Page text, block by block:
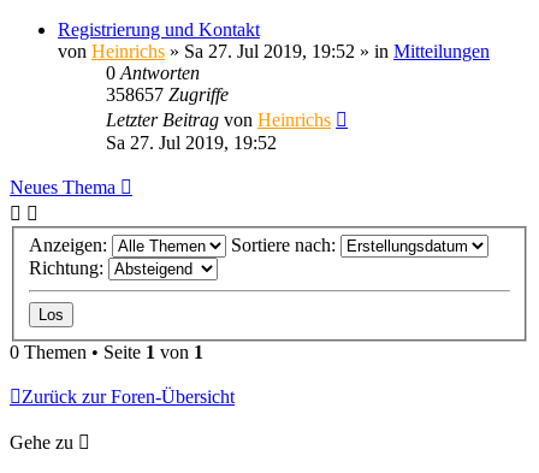
Registrierung und Kontakt
von Heinrichs » Sa 27. Jul 2019, 19:52 » in Mitteilungen
0 Antworten
358657 Zugriffe
Letzter Beitrag von Heinrichs
Sa 27. Jul 2019, 19:52
Neues Thema
Anzeigen:
Sortiere nach:
Richtung:
0 Themen • Seite 1 von 1
Zurück zur Foren-Übersicht
Gehe zu